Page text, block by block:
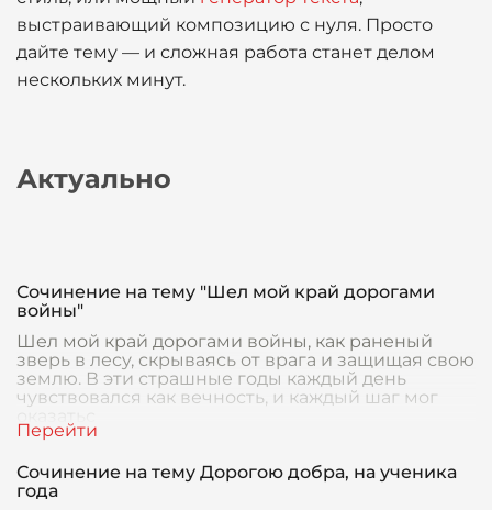
выстраивающий композицию с нуля. Просто
дайте тему — и сложная работа станет делом
нескольких минут.
Актуально
Сочинение на тему "Шел мой край дорогами
войны"
Шел мой край дорогами войны, как раненый
зверь в лесу, скрываясь от врага и защищая свою
землю. В эти страшные годы каждый день
чувствовался как вечность, и каждый шаг мог
Сочинение на тему Дорогою добра, на ученика
года